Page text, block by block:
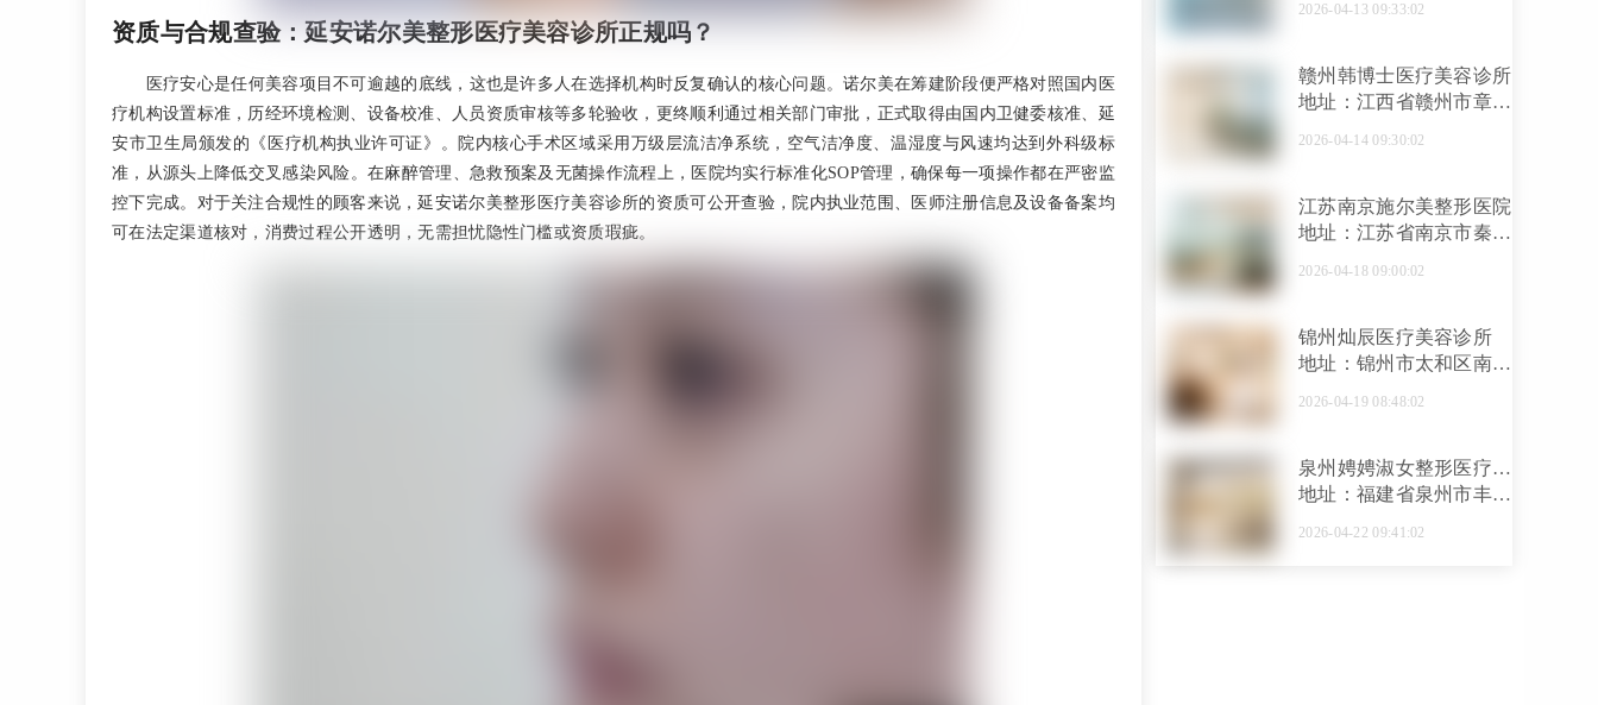
资质与合规查验：延安诺尔美整形医疗美容诊所正规吗？
医疗安心是任何美容项目不可逾越的底线，这也是许多人在选择机构时反复确认的核心问题。诺尔美在筹建阶段便严格对照国内医
疗机构设置标准，历经环境检测、设备校准、人员资质审核等多轮验收，更终顺利通过相关部门审批，正式取得由国内卫健委核准、延
安市卫生局颁发的《医疗机构执业许可证》。院内核心手术区域采用万级层流洁净系统，空气洁净度、温湿度与风速均达到外科级标
准，从源头上降低交叉感染风险。在麻醉管理、急救预案及无菌操作流程上，医院均实行标准化SOP管理，确保每一项操作都在严密监
控下完成。对于关注合规性的顾客来说，延安诺尔美整形医疗美容诊所的资质可公开查验，院内执业范围、医师注册信息及设备备案均
可在法定渠道核对，消费过程公开透明，无需担忧隐性门槛或资质瑕疵。
2026-04-13 09:33:02
赣州韩博士医疗美容诊所
地址：江西省赣州市章贡
2026-04-14 09:30:02
江苏南京施尔美整形医院
地址：江苏省南京市秦淮
2026-04-18 09:00:02
锦州灿辰医疗美容诊所
地址：锦州市太和区南庄
2026-04-19 08:48:02
泉州娉娉淑女整形医疗美
容
地址：福建省泉州市丰泽
2026-04-22 09:41:02